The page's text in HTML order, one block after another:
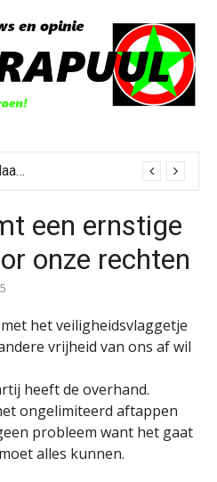
Progressieve kandidaat El-Sayed senaatskandidaat Michigan
een ernstige
onze rechten
het veiligheidsvlaggetje
vrijheid van ons af wil
heeft de overhand.
ongelimiteerd aftappen
probleem want het gaat
alles kunnen.